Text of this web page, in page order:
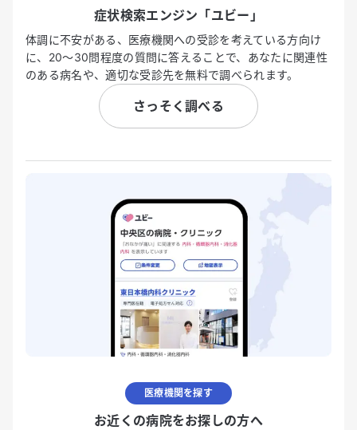
症状検索エンジン「ユビー」
体調に不安がある、医療機関への受診を考えている方向け
に、20〜30問程度の質問に答えることで、あなたに関連性
のある病名や、適切な受診先を無料で調べられます。
さっそく調べる
医療機関を探す
お近くの病院をお探しの方へ